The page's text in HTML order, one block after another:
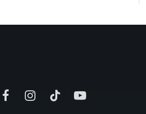
FacebookInstagramTikTok YouTube